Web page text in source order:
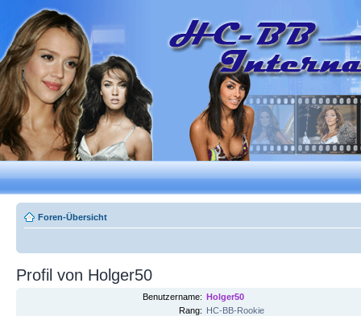
Foren-Übersicht
Profil von Holger50
Benutzername: Holger50
Rang: HC-BB-Rookie